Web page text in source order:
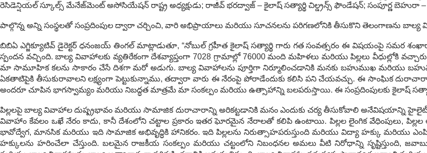
రెసిడెన్షియల్ స్కూల్స్ మేనేజ్‌మెంట్ అసోసియేషన్ రాష్ట్ర అధ్యక్షుడు; రాజీవ్ భరద్వాజ్ – కైలాష్ సత్యార్థి చిల్డ్రన్స్ ఫౌండేషన్; సంపూర్ణ బెహురా –
పాల్గొన్న అన్ని సంస్థలతో సంప్రదింపుల ద్వారా చర్చించి, వారి అభిప్రాయాలు మరియు సూచనలను పరిగణలోనికి తీసుకొని తెలంగాణను
బిబిఏ ఎగ్జిక్యూటివ్ డైరెక్టర్ ధనంజయ్ తింగల్ మాట్లాడుతూ, “నోబుల్ గ్రహీత కైలాష్ సత్యార్థి గారు గత సంవత్సరం ఈ విషయంపై సమర
స్పందన వచ్చింది. బాల్య వివాహాలకు వ్యతిరేకంగా దేశవ్యాప్తంగా 7028 గ్రామాల్లో 76000 మంది మహిళలు మరియు పిల్లలు వీధుల్లోకి
మా సామూహిక కలను సాకారం చేసే దిశగా మరో అడుగు. బాల్య వివాహాలను పూర్తిగా నిర్మూలించడానికి మనకు బహుముఖ మరియు
ఏకతాటిపైకి తీసుకురావాలని లక్ష్యంగా పెట్టుకున్నాము, తద్వారా వారు ఈ నేరంపై పోరాడేందుకు కలిసి పని చేయవచ్చు. ఈ సాంఘిక
అందరూ చూపిన భాగస్వామ్యం మరియు నిబద్ధత మాత్రమే మా సంకల్పం మరియు ఉత్సాహాన్ని బలపరుస్తాయి. ఈ సంప్రదింపులకు కైలాష్ సత్యార్థి
పిల్లలపై బాల్య వివాహాల దుష్ప్రభావం మరియు సామాజిక దురాచారాన్ని అరికట్టడానికి మనం ఎందుకు చర్య తీసుకోవాలి అనేవిషయాన్ని హైలైట్
వివాహాం కేవలం ఒఖే నేరం కాదు, కానీ దేశంలోని చట్టాల ప్రకారం ఇతర ఘోరమైన నేరాలతో కలిపి ఉంటాయి. పిల్లల లైంగిక వేధింపులు,
భావోద్వేగ, మానసిక మరియు ఇది సామాజిక అభివృద్ధికి హానికరం. ఇది పిల్లలను నిరుత్సాహపరుస్తుంది మరియు విద్యా హక్కు మరియు
హక్కులను హరించేలా చేస్తుంది. బలమైన రాజకీయ సంకల్పం మరియు చట్టంలోని నిబంధనల అమలు వీటి నిరోధాన్ని సృష్టిస్తుంది,